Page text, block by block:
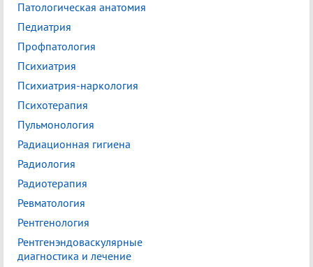
Патологическая анатомия
Педиатрия
Профпатология
Психиатрия
Психиатрия-наркология
Психотерапия
Пульмонология
Радиационная гигиена
Радиология
Радиотерапия
Ревматология
Рентгенология
Рентгенэндоваскулярные
диагностика и лечение